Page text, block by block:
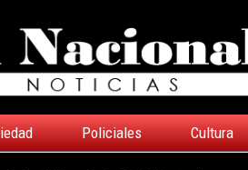
Policiales Cultura